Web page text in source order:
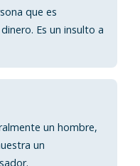
que es
Es un insulto a
un hombre,
un